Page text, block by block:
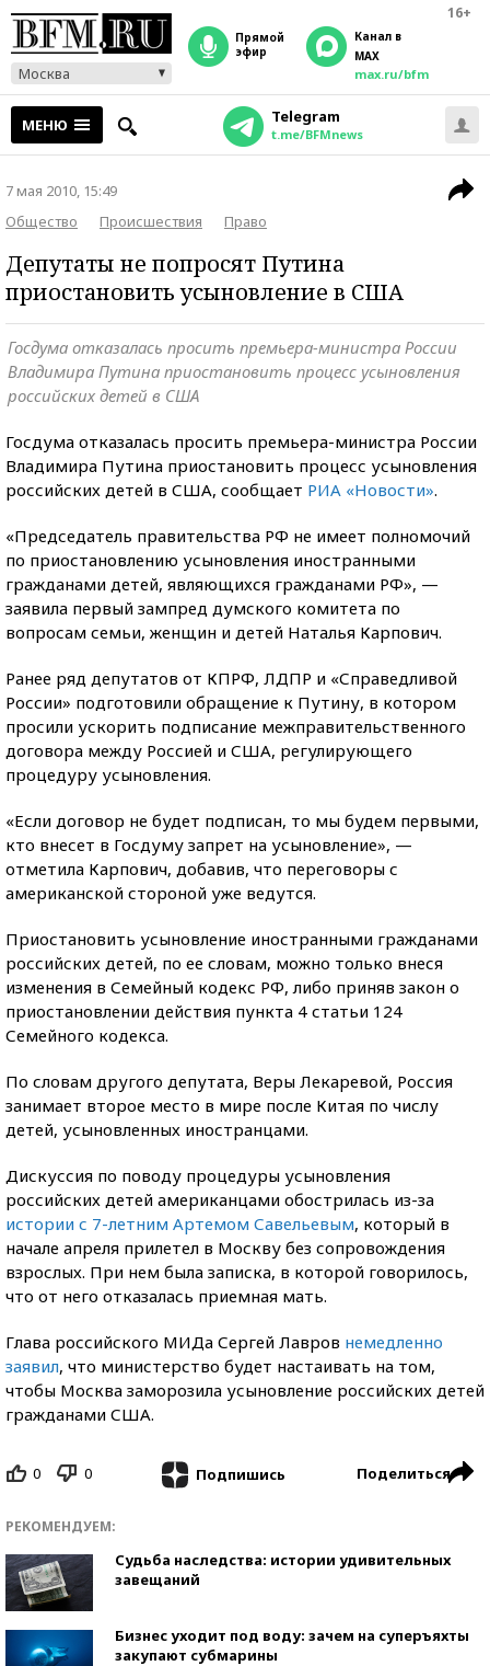
16+
Москва
прямой
эфир
Канал в
MAX
max.ru/bfm
МЕНЮ Telegram
t.me/BFMnews
7 мая 2010, 15:49
Общество
Происшествия Право
Депутаты не попросят Путина
приостановить усыновление в США
Госдума отказалась просить премьера-министра России
Владимира Путина приостановить процесс усыновления
российских детей в США
Госдума отказалась просить премьера-министра России
Владимира Путина приостановить процесс усыновления
российских детей в США, сообщает РИА «Новости».
«Председатель правительства РФ не имеет полномочий
по приостановлению усыновления иностранными
гражданами детей, являющихся гражданами РФ», —
заявила первый зампред думского комитета по
вопросам семьи, женщин и детей Наталья Карпович.
Ранее ряд депутатов от КПРФ, ЛДПР и «Справедливой
России» подготовили обращение к Путину, в котором
просили ускорить подписание межправительственного
договора между Россией и США, регулирующего
процедуру усыновления.
«Если договор не будет подписан, то мы будем первыми,
кто внесет в Госдуму запрет на усыновление», —
отметила Карпович, добавив, что переговоры с
американской стороной уже ведутся.
Приостановить усыновление иностранными гражданами
российских детей, по ее словам, можно только внеся
изменения в Семейный кодекс РФ, либо приняв закон о
приостановлении действия пункта 4 статьи 124
Семейного кодекса.
По словам другого депутата, Веры Лекаревой, Россия
занимает второе место в мире после Китая по числу
детей, усыновленных иностранцами.
Дискуссия по поводу процедуры усыновления
российских детей американцами обострилась из-за
истории с 7-летним Артемом Савельевым, который в
начале апреля прилетел в Москву без сопровождения
взрослых. При нем была записка, в которой говорилось,
что от него отказалась приемная мать.
Глава российского МИДа Сергей Лавров немедленно
заявил, что министерство будет настаивать на том,
чтобы Москва заморозила усыновление российских детей
гражданами США.
0 0 Подпишись Поделиться
РЕКОМЕНДУЕМ:
Судьба наследства: истории удивительных
завещаний
Бизнес уходит под воду: зачем на суперъяхты
закупают субмарины